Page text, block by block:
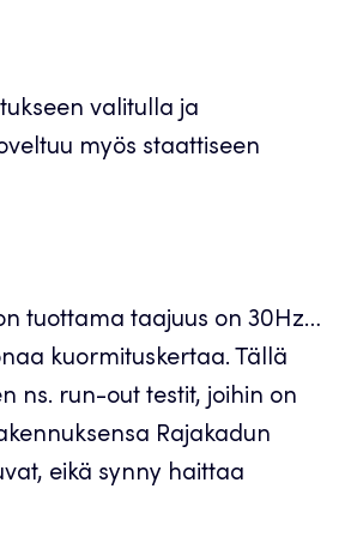
valitulla ja
myös staattiseen
tuottama taajuus on 30Hz…
kuormituskertaa. Tällä
ns. run-out testit, joihin on
Rajakadun
eikä synny haittaa